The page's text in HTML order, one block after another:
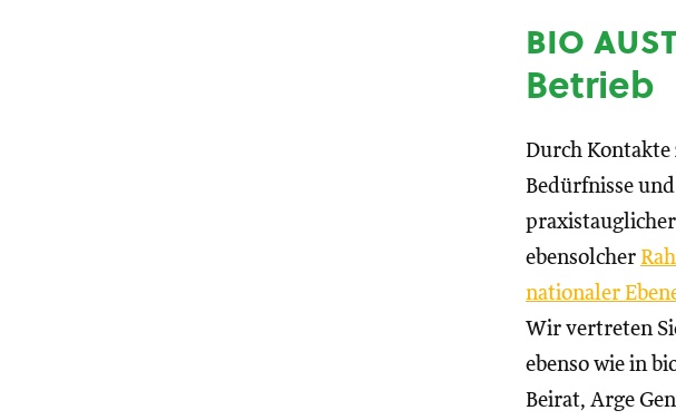
bio
Betrieb
Durch
Bedürfnisse
ebensolcher
nationaler
Wir vertreten
ebenso wie in
Beirat, Arge